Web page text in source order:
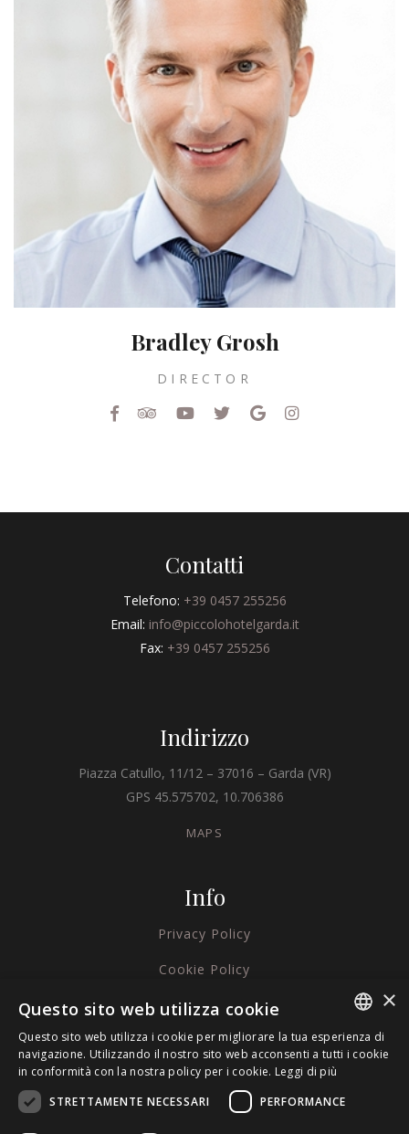
Bradley Grosh
DIRECTOR
Contatti
Telefono: +39 0457 255256
Email: info@piccolohotelgarda.it
Fax: +39 0457 255256
Indirizzo
Piazza Catullo, 11/12 – 37016 – Garda (VR)
GPS 45.575702, 10.706386
MAPS
Info
Privacy Policy
Cookie Policy
Credits
ITALIAN
×
Questo sito web utilizza cookie
Questo sito web utilizza i cookie per migliorare la tua esperienza di
navigazione. Utilizzando il nostro sito web acconsenti a tutti i cookie
in conformità con la nostra policy per i cookie. Leggi di più
STRETTAMENTE NECESSARI
PERFORMANCE